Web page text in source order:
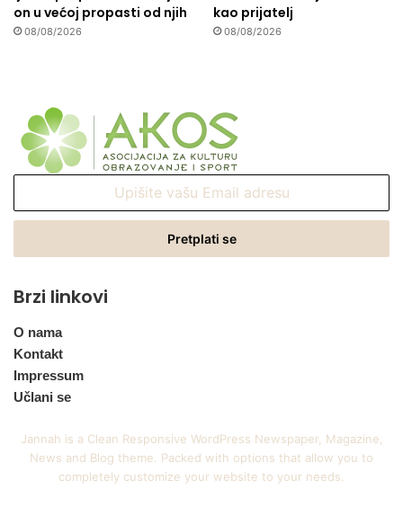
on u većoj propasti od njih
08/08/2026
kao prijatelj
08/08/2026
Email
Brzi linkovi
O nama
Kontakt
Impressum
Učlani se
Jannah is a Clean Responsive WordPress Newspaper, Magazine,
News and Blog theme. Packed with options that allow you to
completely customize your website to your needs.